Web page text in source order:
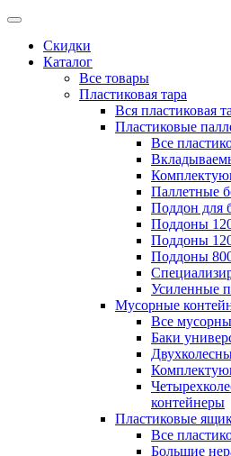
Скидки
Каталог
Все товары
Пластиковая тара
Вся пластиковая
Пластиковые
Все
Паллетные
Поддон для
Поддоны
Поддоны
Поддоны
Усиленные
Мусорные
Все
Баки
контейнеры
Пластиковые
Все
Большие